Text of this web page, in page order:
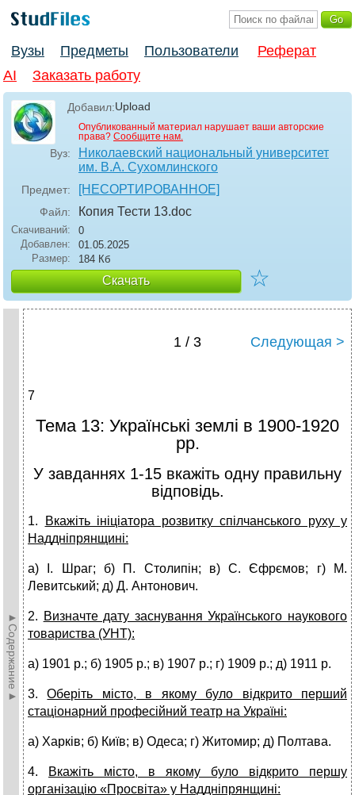
Вузы Предметы Пользователи
Реферат
AI
Заказать работу
Добавил:Upload
Опубликованный материал нарушает ваши авторские
права? Сообщите нам.
Вуз:
Николаевский национальный университет
им. В.А. Сухомлинского
Предмет: [НЕСОРТИРОВАННОЕ]
Файл: Копия Тести 13.doc
Скачиваний:
0
Добавлен:
01.05.2025
Размер:
184 Кб
Скачать ☆
►Содержание►
1 / 3 Следующая >
7
Тема 13: Українські землі в 1900-1920
рр.
У завданнях 1-15 вкажіть одну правильну
відповідь.
1.
Вкажіть ініціатора розвитку спілчанського руху у
Наддніпрянщині:
а) І. Шраг; б) П. Столипін; в) С. Єфрємов; г) М.
Левитський; д) Д. Антонович.
2. Визначте дату заснування Українського наукового
товариства (УНТ):
а) 1901 р.; б) 1905 р.; в) 1907 р.; г) 1909 р.; д) 1911 р.
3.Оберіть місто, в якому було відкрито перший
стаціонарний професійний театр на Україні:
а) Харків; б) Київ; в) Одеса; г) Житомир; д) Полтава.
4.
Вкажіть місто, в якому було відкрито першу
організацію «Просві­та» у Наддніпрянщині: